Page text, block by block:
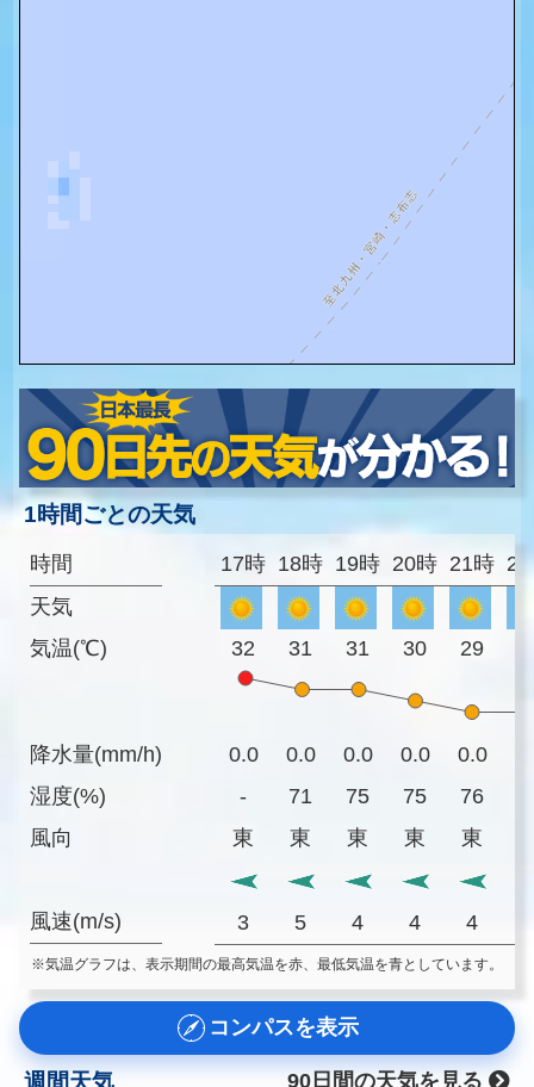
1時間ごとの天気
時間
天気
気温(℃)
降水量(mm/h)
湿度(%)
風向
風速(m/s)
17時 18時 19時 20時 21時
32 31 31 30 29
0.0 0.0 0.0 0.0 0.0
-
71 75 75 76
東
東 東 東 東
3 5 4 4 4
※気温グラフは、表示期間の最高気温を赤、最低気温を青としています。
コンパスを表示
週間天気
90日間の天気を見る